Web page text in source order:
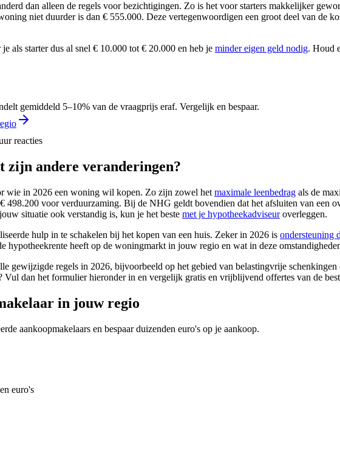
dan alleen de regels voor bezichtigingen. Zo is het voor starters makkelijker
niet duurder is dan € 555.000. Deze vertegenwoordigen een groot deel van de
als starter dus al snel € 10.000 tot € 20.000 en heb je minder eigen geld nodig. Houd
gemiddeld 5–10% van de vraagprijs eraf. Vergelijk en bespaar.
reacties
zijn andere veranderingen?
wie in 2026 een woning wil kopen. Zo zijn zowel het maximale leenbedrag als de
498.200 voor verduurzaming. Bij de NHG geldt bovendien dat het afsluiten van een
situatie ook verstandig is, kun je het beste met je hypotheekadviseuroverleggen.
hulp in te schakelen bij het kopen van een huis. Zeker in 2026 is ondersteuning
hypotheekrente heeft op de woningmarkt in jouw regio en wat in deze
gewijzigde regels in 2026, bijvoorbeeld op het gebied van belastingvrije schenkingen
dan het formulier hieronder in en vergelijk gratis en vrijblijvend offertes van de
in jouw regio
aankoopmakelaars en bespaar duizenden euro's op je aankoop.
euro's